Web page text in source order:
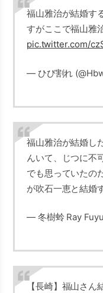
福山雅治が結婚す
すがここで福山雅
pic.twitter.com/
— ひび割れ
福山雅治が結婚し
んいて、じつに不
でも思っていた
が吹石一恵と結婚
— 冬樹蛉 Ray
【長崎】福山さ